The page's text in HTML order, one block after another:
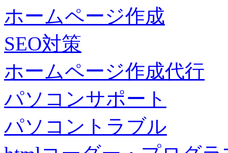
ホームページ作成
SEO対策
ホームページ作成代行
パソコンサポート
パソコントラブル